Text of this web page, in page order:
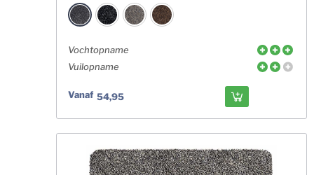
Vochtopname
Vuilopname
Vanaf 54,95